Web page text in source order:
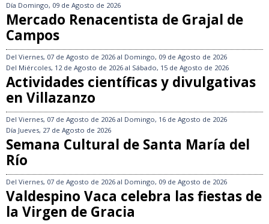
Día Domingo, 09 de Agosto de 2026
Mercado Renacentista de Grajal de
Campos
Del Viernes, 07 de Agosto de 2026 al Domingo, 09 de Agosto de 2026
Del Miércoles, 12 de Agosto de 2026 al Sábado, 15 de Agosto de 2026
Actividades científicas y divulgativas
en Villazanzo
Del Viernes, 07 de Agosto de 2026 al Domingo, 16 de Agosto de 2026
Día Jueves, 27 de Agosto de 2026
Semana Cultural de Santa María del
Río
Del Viernes, 07 de Agosto de 2026 al Domingo, 09 de Agosto de 2026
Valdespino Vaca celebra las fiestas de
la Virgen de Gracia